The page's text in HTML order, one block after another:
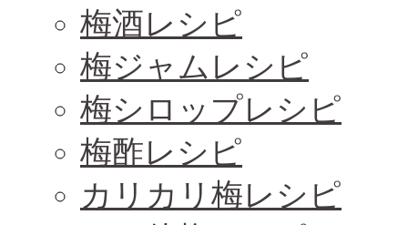
梅酒レシピ
梅ジャムレシピ
梅シロップレシピ
梅酢レシピ
カリカリ梅レシピ